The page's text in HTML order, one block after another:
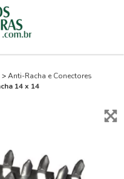
>Anti-Racha e Conectores
14 x 14